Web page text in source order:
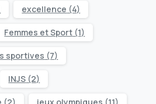
excellence (4)
Femmes et Sport (1)
sportives (7)
INJS (2)